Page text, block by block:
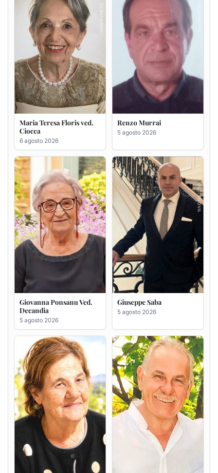
Giovanna Ponsanu Ved.
Decandia
5 agosto 2026
Giuseppe Saba
5 agosto 2026
Maria Antonietta Orrù
ved. Peddio
5 agosto 2026
Giuseppe Deiana
5 agosto 2026